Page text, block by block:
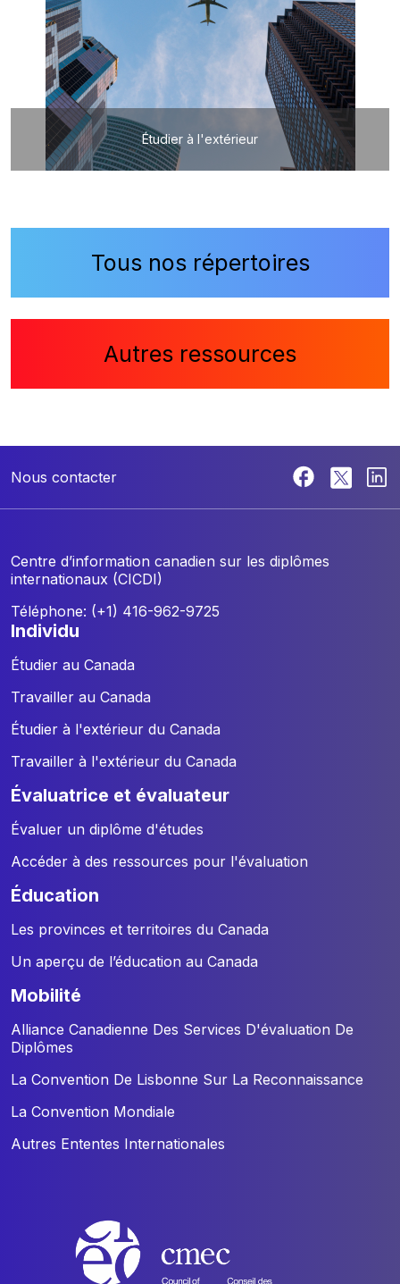
Étudier à l'extérieur
Tous nos répertoires
Autres ressources
Nous contacter
Centre d’information canadien sur les diplômes
internationaux (CICDI)
Téléphone: (+1) 416-962-9725
individu
Étudier au Canada
Travailler au Canada
Étudier à l'extérieur du Canada
Travailler à l'extérieur du Canada
évaluatrice et évaluateur
Évaluer un diplôme d'études
Accéder à des ressources pour l'évaluation
éducation
Les provinces et territoires du Canada
Un aperçu de l’éducation au Canada
mobilité
Alliance Canadienne Des Services D'évaluation De
Diplômes
La Convention De Lisbonne Sur La Reconnaissance
La Convention Mondiale
Autres Ententes Internationales